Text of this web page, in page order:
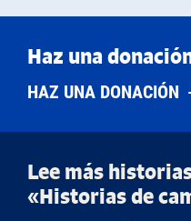
Haz una
HAZ UNA DONACIÓN
Lee más
«Historias de